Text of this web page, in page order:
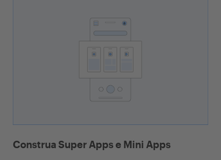
Construa Super Apps e Mini Apps